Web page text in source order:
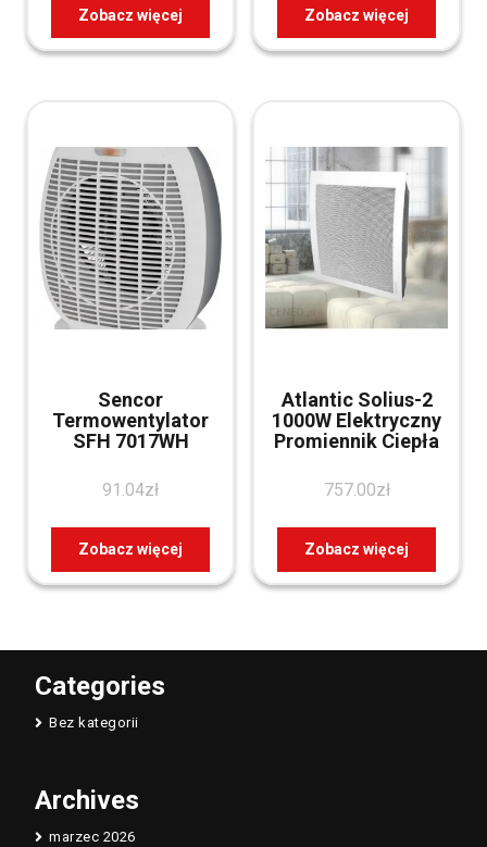
Zobacz więcej Zobacz więcej
Sencor
Termowentylator
SFH 7017WH
91.04zł
Zobacz więcej
Atlantic Solius-2
1000W Elektryczny
Promiennik Ciepła
757.00zł
Zobacz więcej
Categories
Bez kategorii
Archives
marzec 2026